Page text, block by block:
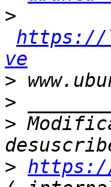
>
https://
ve
>
>
>
>